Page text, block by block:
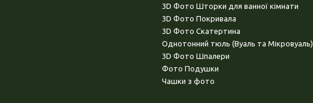
3D Фото Шторки для ванної кімнати
3D Фото Покривала
3D Фото Скатертина
Однотонний тюль (Вуаль та Мікровуаль)
3D Фото Шпалери
Фото Подушки
Чашки з фото